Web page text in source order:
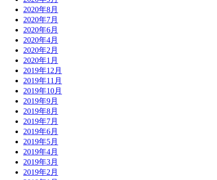
2020年8月
2020年7月
2020年6月
2020年4月
2020年2月
2020年1月
2019年12月
2019年11月
2019年10月
2019年9月
2019年8月
2019年7月
2019年6月
2019年5月
2019年4月
2019年3月
2019年2月